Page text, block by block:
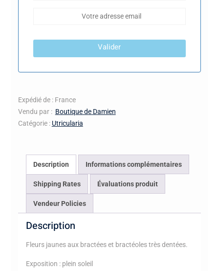
Valider
Expédié de : France
Vendu par : Boutique de Damien
Catégorie : Utricularia
Description Informations complémentaires
Shipping Rates Évaluations produit
Vendeur Policies
Description
Fleurs jaunes aux bractées et bractéoles très dentées.
Exposition : plein soleil